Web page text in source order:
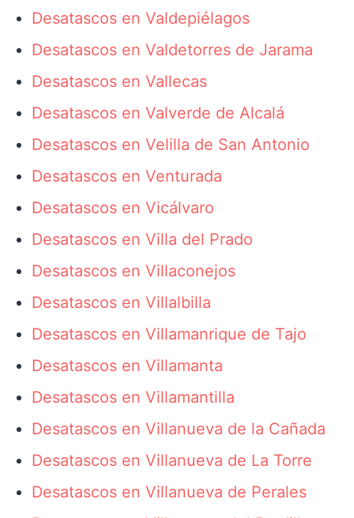
Desatascos en Valdepiélagos
Desatascos en Valdetorres de Jarama
Desatascos en Vallecas
Desatascos en Valverde de Alcalá
Desatascos en Velilla de San Antonio
Desatascos en Venturada
Desatascos en Vicálvaro
Desatascos en Villa del Prado
Desatascos en Villaconejos
Desatascos en Villalbilla
Desatascos en Villamanrique de Tajo
Desatascos en Villamanta
Desatascos en Villamantilla
Desatascos en Villanueva de la Cañada
Desatascos en Villanueva de La Torre
Desatascos en Villanueva de Perales